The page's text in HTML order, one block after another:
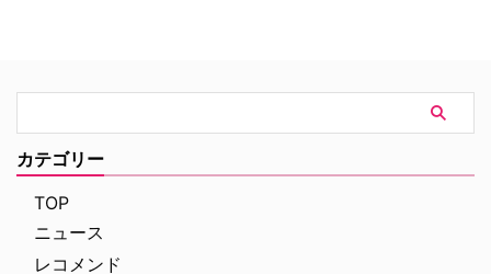
を救うべく、仲間とともに動き出
カテゴリー
TOP
ニュース
レコメンド